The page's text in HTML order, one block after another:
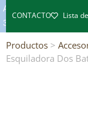
A
300€*
CONTACTO Lista
Productos >
Esquiladora Dos